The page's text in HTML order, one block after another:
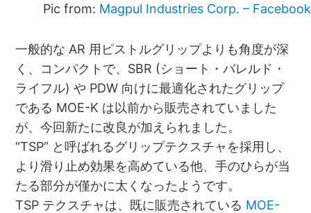
Pic from: Magpul Industries Corp. – Facebook
一般的な AR 用ピストルグリップよりも角度が深
く、コンパクトで、SBR (ショート・バレルド・
ライフル) や PDW 向けに最適化されたグリップ
である MOE-K は以前から販売されていました
が、今回新たに改良が加えられました。
“TSP” と呼ばれるグリップテクスチャを採用し、
より滑り止め効果を高めている他、手のひらが当
たる部分が僅かに太くなったようです。
TSP テクスチャは、既に販売されている MOE-